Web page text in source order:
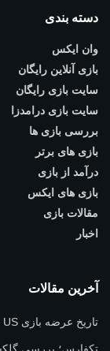
دسته بندی
وان ایکس
بازی آنلاین رایگان
سایت بازی رایگان
سایت بازی درامدزا
بررسی بازی ها
بازی های برتر
درآمد از بازی
بازی های ایکس
مقالات بازی
اخبار
آخرین مقالات
تاریخ عرضه بازی HELL is US فاش شد